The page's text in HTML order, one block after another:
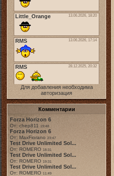
Для добавления необходима
авторизация
Комментарии
Forza Horizon 6
От: chep811 19:48
Forza Horizon 6
От: MaxFiorano 23:47
Test Drive Unlimited Sol...
От: ROMERO 18:31
Test Drive Unlimited Sol...
От: ROMERO 19:31
Test Drive Unlimited Sol...
От: ROMERO 11:49